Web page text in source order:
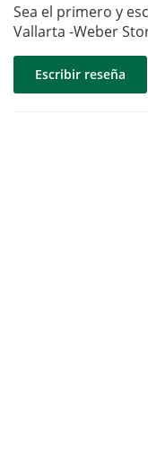
Sea el primero y
Vallarta -Weber
Escribir reseña